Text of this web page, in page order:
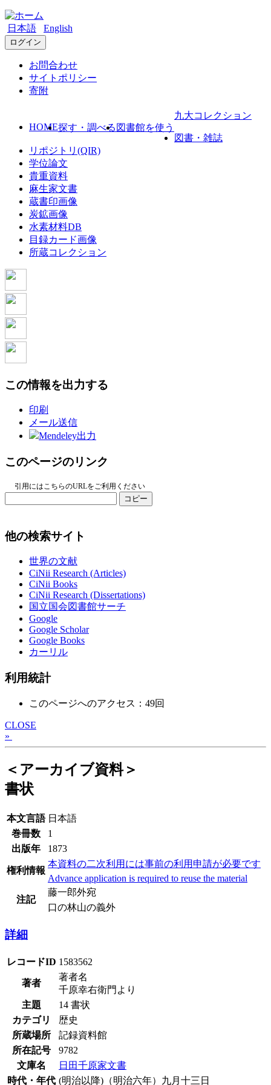
日本語 English
ログイン
お問合わせ
サイトポリシー
寄附
HOME探す・調べる 図書館を使う
九大コレクション
図書・雑誌
リポジトリ(QIR)
学位論文
貴重資料
麻生家文書
蔵書印画像
炭鉱画像
水素材料DB
目録カード画像
所蔵コレクション
この情報を出力する
印刷
メール送信
Mendeley出力
このページのリンク
引用にはこちらのURLをご利用ください
コピー
他の検索サイト
世界の文献
CiNii Research (Articles)
CiNii Books
CiNii Research (Dissertations)
国立国会図書館サーチ
Google
Google Scholar
Google Books
カーリル
利用統計
このページへのアクセス：49回
CLOSE
»
＜アーカイブ資料＞
書状
本文言語 日本語
巻冊数
1
出版年
1873
権利情報
本資料の二次利用には事前の利用申請が必要です
Advance application is required to reuse the material
注記
藤一郎外宛
口の林山の義外
詳細
レコードID 1583562
著者
著者名
千原幸右衛門より
主題
14 書状
カテゴリ
歴史
所蔵場所
記録資料館
所在記号
9782
文庫名
日田千原家文書
時代・年代 (明治以降)（明治六年）九月十三日